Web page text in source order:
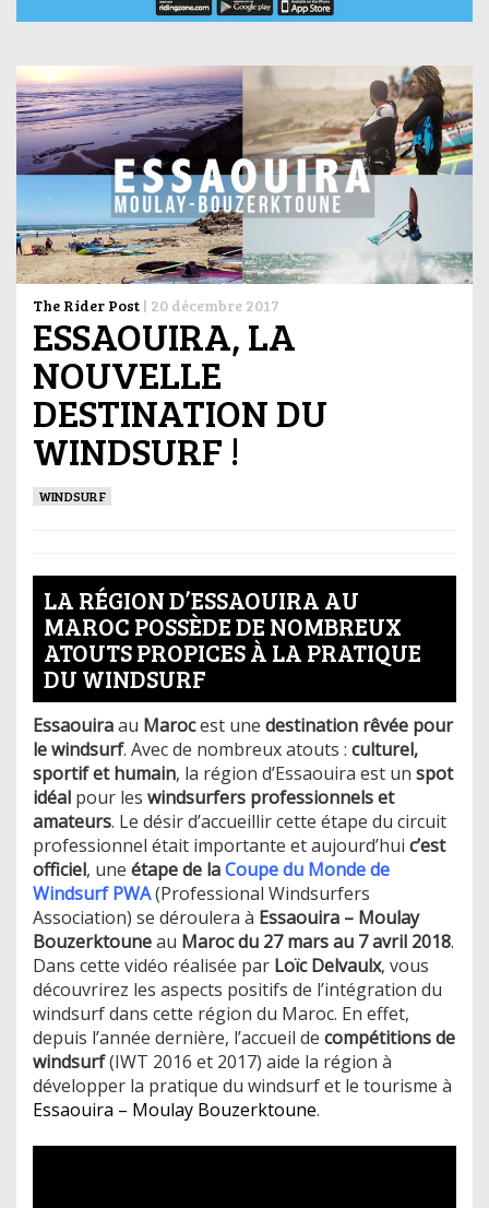
The Rider Post | 20 décembre 2017
ESSAOUIRA, LA
NOUVELLE
DESTINATION DU
WINDSURF !
WINDSURF
LA RÉGION D’ESSAOUIRA AU
MAROC POSSÈDE DE NOMBREUX
ATOUTS PROPICES À LA PRATIQUE
DU WINDSURF
Essaouiraau Marocest une destination rêvée pour
le windsurf. Avec de nombreux atouts : culturel,
sportif et humain, la région d’Essaouira est un spot
idéal pour les windsurfers professionnels et
amateurs. Le désir d’accueillir cette étape du circuit
professionnel était importante et aujourd’hui c’est
officiel, une étape de laCoupe du Monde de
Windsurf PWA(Professional Windsurfers
Association) se déroulera à Essaouira – Moulay
Bouzerktouneau Maroc du 27 mars au 7 avril 2018.
Dans cette vidéo réalisée par Loïc Delvaulx, vous
découvrirez les aspects positifs de l’intégration du
windsurf dans cette région du Maroc. En effet,
depuis l’année dernière, l’accueil de compétitions de
windsurf(IWT 2016 et 2017) aide la région à
développer la pratique du windsurf et le tourisme à
Essaouira – Moulay Bouzerktoune.